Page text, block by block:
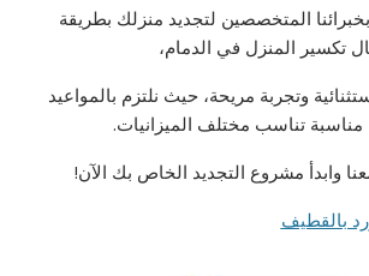
بخبرائنا المتخصصين لتجديد منزلك بطريقة
تكسير المنزل في الدمام،
وتجربة مريحة، حيث نلتزم بالمواعيد
مناسبة تناسب مختلف الميزانيات.
وابدأ مشروع التجديد الخاص بك الآن!
بالقطيف